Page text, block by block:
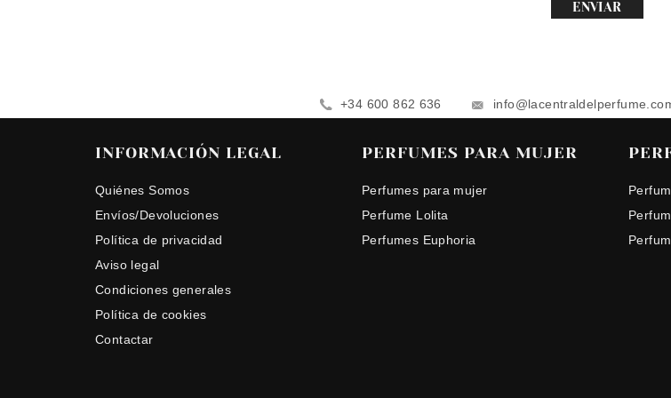
ENVIAR
+34 600 862 636
INFORMACIÓN LEGAL
Quiénes Somos
Envíos/Devoluciones
Política de privacidad
Aviso legal
Condiciones generales
Política de cookies
Contactar
PERFUMES PARA MUJER
Perfumes para mujer
Perfume Lolita
Perfumes Euphoria